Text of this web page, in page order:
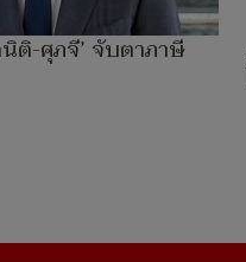
นิติ-ศุภจี’ จับตาภาษี